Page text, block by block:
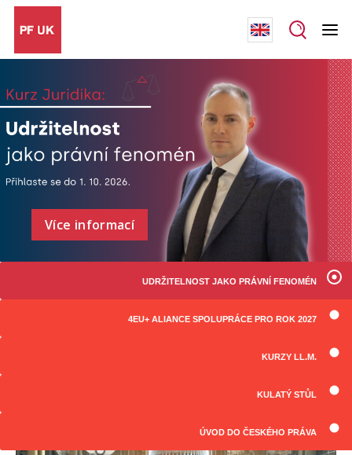
UDRŽITELNOST JAKO PRÁVNÍ FENOMÉN
4EU+ ALIANCE SPOLUPRÁCE PRO ROK 2027
KURZY LL.M.
KULATÝ STŮL
ÚVOD DO ČESKÉHO PRÁVA
Více informací
Všechny články